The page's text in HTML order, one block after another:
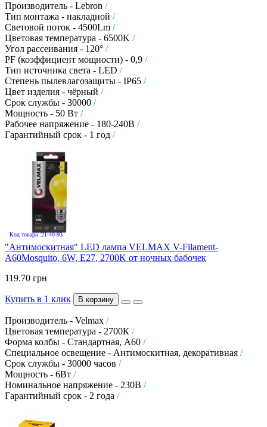
Производитель - Lebron /
Тип монтажа - накладной /
Световой поток - 4500Lm /
Цветовая температура - 6500K /
Угол рассеивания - 120° /
PF (коэффициент мощности) - 0,9 /
Тип источника света - LED /
Степень пылевлагозащиты - IP65 /
Цвет изделия - чёрный /
Срок службы - 30000 /
Мощность - 50 Вт /
Рабочее напряжение - 180-240В /
Гарантийный срок - 1 год /
Код товара :21-40-93
"Антимоскитная" LED лампа VELMAX V-Filament-
A60Mosquito, 6W, E27, 2700K от ночных бабочек
119.70 грн
Купить в 1 клик В корзину
Производитель - Velmax /
Цветовая температура - 2700К /
Форма колбы - Стандартная, А60 /
Специальное освещение - Антимоскитная, декоративная /
Срок службы - 30000 часов /
Мощность - 6Вт /
Номинальное напряжение - 230В /
Гарантийный срок - 2 года /